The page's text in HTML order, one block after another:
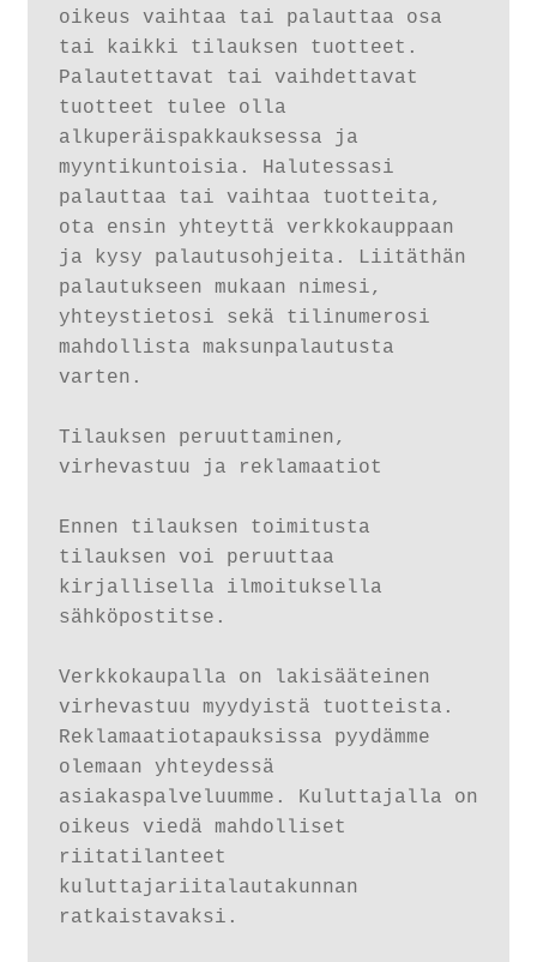
oikeus vaihtaa tai palauttaa osa
tai kaikki tilauksen tuotteet.
Palautettavat tai vaihdettavat
tuotteet tulee olla
alkuperäispakkauksessa ja
myyntikuntoisia. Halutessasi
palauttaa tai vaihtaa tuotteita,
ota ensin yhteyttä verkkokauppaan
ja kysy palautusohjeita. Liitäthän
palautukseen mukaan nimesi,
yhteystietosi sekä tilinumerosi
mahdollista maksunpalautusta
varten.
Tilauksen peruuttaminen,
virhevastuu ja reklamaatiot
Ennen tilauksen toimitusta
tilauksen voi peruuttaa
kirjallisella ilmoituksella
sähköpostitse.
Verkkokaupalla on lakisääteinen
virhevastuu myydyistä tuotteista.
Reklamaatiotapauksissa pyydämme
olemaan yhteydessä
asiakaspalveluumme. Kuluttajalla on
oikeus viedä mahdolliset
riitatilanteet
kuluttajariitalautakunnan
ratkaistavaksi.